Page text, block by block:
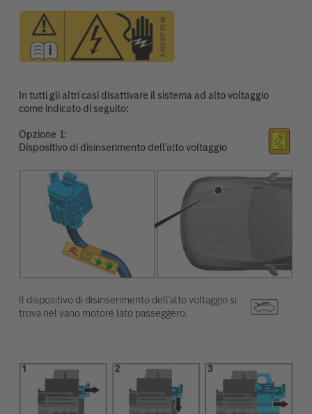
In tutti gli altri casi disattivare il sistema ad alto voltaggio
come indicato di seguito:
Opzione
Dispositivo di disinserimento dell'alto voltaggio
Il dispositivo di disinserimento dell’alto voltaggio si
trova nel vano motore lato passeggero.